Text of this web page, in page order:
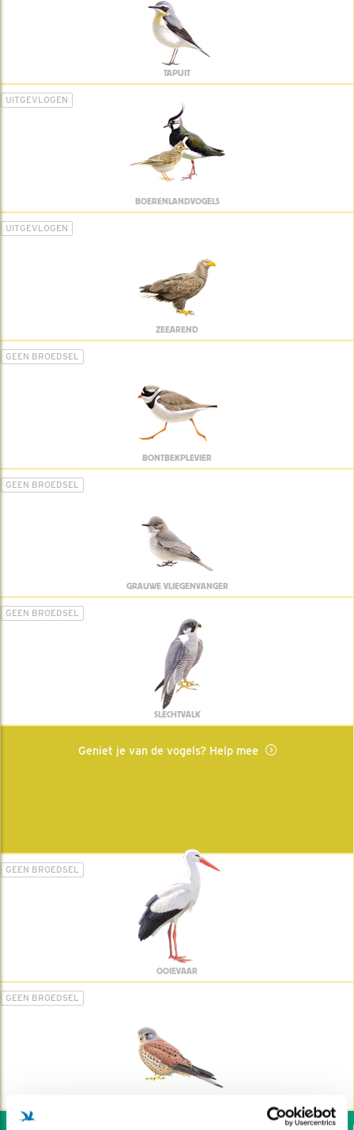
TAPUIT
UITGEVLOGEN
BOERENLANDVOGELS
UITGEVLOGEN
ZEEAREND
GEEN BROEDSEL
BONTBEKPLEVIER
GEEN BROEDSEL
GRAUWE VLIEGENVANGER
GEEN BROEDSEL
SLECHTVALK
Geniet je van de vogels? Help mee
GEEN BROEDSEL
OOIEVAAR
GEEN BROEDSEL